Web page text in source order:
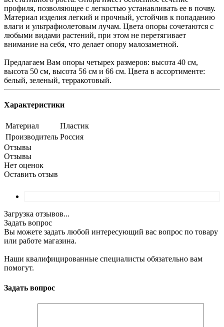
профиля, позволяющее с легкостью устанавливать ее в почву.
Материал изделия легкий и прочный, устойчив к попаданию
влаги и ультрафиолетовым лучам. Цвета опоры сочетаются с
любыми видами растений, при этом не перетягивает
внимание на себя, что делает опору малозаметной.
Предлагаем Вам опоры четырех размеров: высота 40 см,
высота 50 см, высота 56 см и 66 см. Цвета в ассортименте:
белый, зеленый, терракотовый.
Характеристики
Материал
Пластик
Производитель Россия
Отзывы
Отзывы
Нет оценок
Оставить отзыв
Загрузка отзывов...
Задать вопрос
Вы можете задать любой интересующий вас вопрос по товару
или работе магазина.
Наши квалифицированные специалисты обязательно вам
помогут.
Задать вопрос